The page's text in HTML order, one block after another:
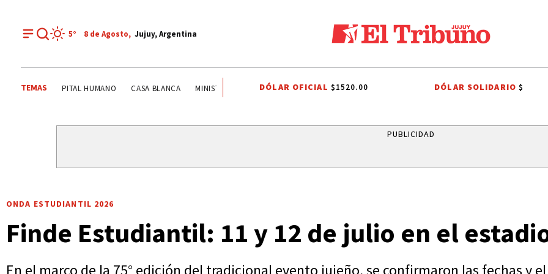
5° 8 de Agosto, Jujuy, Argentina
TEMAS SISTEMA PÚBLICO CAME JOVEN CAPITAL HUMANO CASA BLANCA MINISTERIO PÚBLICO DE LA ACUSACIÓN PJ
DÓLAR OFICIAL $1520.00 DÓLAR SOLIDARIO$
PUBLICIDAD
ONDA ESTUDIANTIL 2026
Finde Estudiantil: 11 y 12 de julio en el
En el marco de la 75° edición del tradicional evento jujeño, se confirmaron las fechas y